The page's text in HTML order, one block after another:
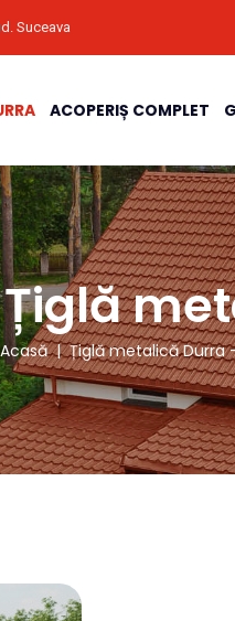
Suceava
ACOPERIȘ COMPLET
Țiglă
|Țiglă metalică Durra